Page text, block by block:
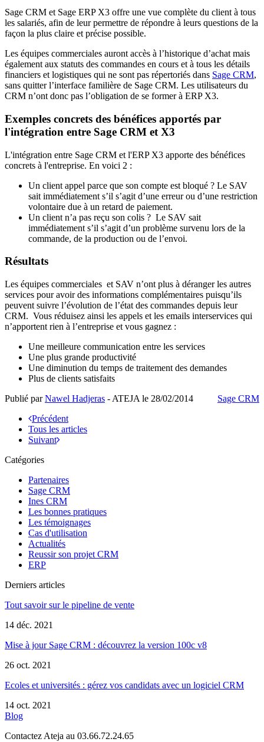
Sage CRM et Sage ERP X3 offre une vue complète du client à tous
les salariés, afin de leur permettre de répondre à leurs questions de la
façon la plus claire et précise possible.
Les équipes commerciales auront accès à l’historique d’achat mais
également aux statuts des commandes en cours et à tous les détails
financiers et logistiques qui ne sont pas répertoriés dans Sage CRM,
sans quitter l’interface familière de Sage CRM. Les utilisateurs du
CRM n’ont donc pas l’obligation de se former à ERP X3.
Exemples concrets des bénéfices apportés par
l'intégration entre Sage CRM et X3
L'intégration entre Sage CRM et l'ERP X3 apporte des bénéfices
concrets à l'entreprise. En voici 2 :
Un client appel parce que son compte est bloqué ? Le SAV
sait immédiatement s’il s’agit d’une erreur ou d’une restriction
volontaire due à un retard de paiement.
Un client n’a pas reçu son colis ? Le SAV sait
immédiatement s’il s’agit d’un problème survenu lors de la
commande, de la production ou de l’envoi.
Résultats
Les équipes commerciales et SAV n’ont plus à déranger les autres
services pour avoir des informations complémentaires puisqu’ils
peuvent suivre l’évolution de l’état des commandes depuis leur
CRM. Vous réduisez ainsi les appels et les emails interservices qui
n’apportent rien à l’entreprise et vous gagnez :
Une meilleure communication entre les services
Une plus grande productivité
Une diminution du temps de traitement des demandes
Plus de clients satisfaits
Sage CRM
Publié parNawel Hadjeras - ATEJA le 28/02/2014
Précédent
Tous les articles
Suivant
Catégories
Partenaires
Sage CRM
Ines CRM
Les bonnes pratiques
Les témoignages
Cas d'utilisation
Actualités
Reussir son projet CRM
ERP
Derniers articles
Tout savoir sur le pipeline de vente
14 déc. 2021
Mise à jour Sage CRM : découvrez la version 100c v8
26 oct. 2021
Ecoles et universités : gérez vos candidats avec un logiciel CRM
14 oct. 2021
Blog
Contactez Ateja au 03.66.72.24.65